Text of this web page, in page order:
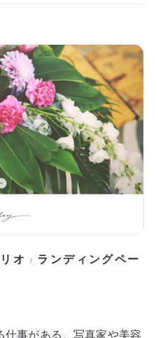
オ / ランディングペー
事がある。写真家や美容